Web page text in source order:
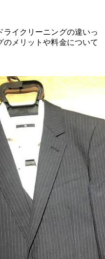
ライクリーニングの違いっ
メリットや料金について